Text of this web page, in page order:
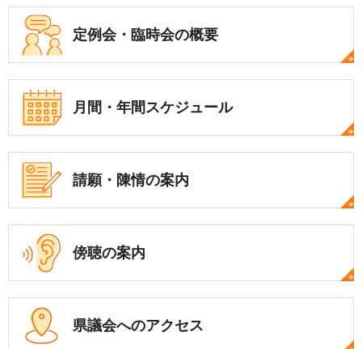
定例会・ 臨時会の概要
月間・年間スケジュール
請願・陳情の案内
傍聴の案内
県議会へのアクセス